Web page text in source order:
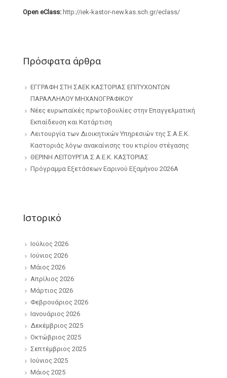
Open eClass: http://iek-kastor-new.kas.sch.gr/eclass/
Πρόσφατα άρθρα
ΕΓΓΡΑΦΗ ΣΤΗ ΣΑΕΚ ΚΑΣΤΟΡΙΑΣ ΕΠΙΤΥΧΟΝΤΩΝ
ΠΑΡΑΛΛΗΛΟΥ ΜΗΧΑΝΟΓΡΑΦΙΚΟΥ
Νέες ευρωπαϊκές πρωτοβουλίες στην Επαγγελματική
Εκπαίδευση και Κατάρτιση
Λειτουργία των Διοικητικών Υπηρεσιών της Σ.Α.Ε.Κ.
Καστοριάς λόγω ανακαίνισης του κτιρίου στέγασης
ΘΕΡΙΝΗ ΛΕΙΤΟΥΡΓΙΑ Σ.Α.Ε.Κ. ΚΑΣΤΟΡΙΑΣ
Πρόγραμμα Εξετάσεων Εαρινού Εξαμήνου 2026Α
Ιστορικό
Ιούλιος 2026
Ιούνιος 2026
Μάιος 2026
Απρίλιος 2026
Μάρτιος 2026
Φεβρουάριος 2026
Ιανουάριος 2026
Δεκέμβριος 2025
Οκτώβριος 2025
Σεπτέμβριος 2025
Ιούνιος 2025
Μάιος 2025